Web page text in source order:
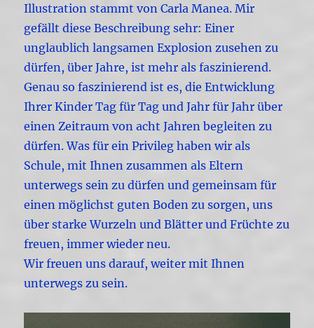
Illustration stammt von Carla Manea. Mir
gefällt diese Beschreibung sehr: Einer
unglaublich langsamen Explosion zusehen zu
dürfen, über Jahre, ist mehr als faszinierend.
Genau so faszinierend ist es, die Entwicklung
Ihrer Kinder Tag für Tag und Jahr für Jahr über
einen Zeitraum von acht Jahren begleiten zu
dürfen. Was für ein Privileg haben wir als
Schule, mit Ihnen zusammen als Eltern
unterwegs sein zu dürfen und gemeinsam für
einen möglichst guten Boden zu sorgen, uns
über starke Wurzeln und Blätter und Früchte zu
freuen, immer wieder neu.
Wir freuen uns darauf, weiter mit Ihnen
unterwegs zu sein.